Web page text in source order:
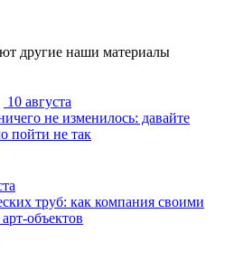
другие наши материалы
10 августа
не изменилось: давайте
пойти не так
труб: как компания своими
объектов